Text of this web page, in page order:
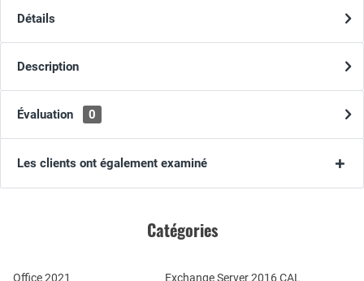
Détails
Description
Évaluation 0
Les clients ont également examiné
Catégories
Office 2021
Exchange Server 2016 CAL